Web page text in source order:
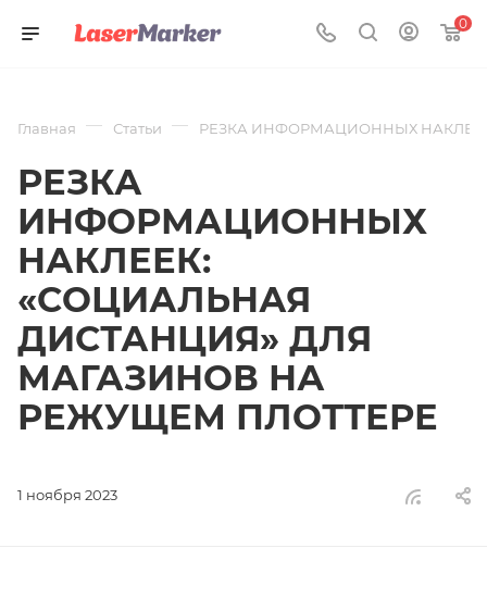
0
РЕЗКА
ИНФОРМАЦИОННЫХ
НАКЛЕЕК:
«СОЦИАЛЬНАЯ
ДИСТАНЦИЯ» ДЛЯ
МАГАЗИНОВ НА
РЕЖУЩЕМ ПЛОТТЕРЕ
Главная — Статьи — РЕЗКА ИНФОРМАЦИОННЫХ
1 ноября 2023